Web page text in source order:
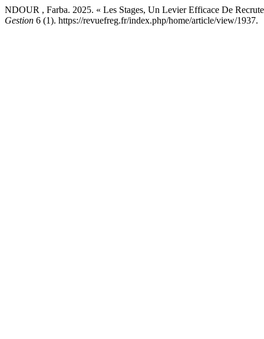
NDOUR , Farba. 2025. « Les Stages, Un Levier Efficace De
Gestion 6 (1). https://revuefreg.fr/index.php/home/article/view/1937.